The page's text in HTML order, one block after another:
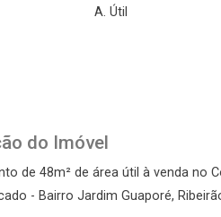
A. Útil
do Imóvel
de 48m² de área útil à venda no
- Bairro Jardim Guaporé,